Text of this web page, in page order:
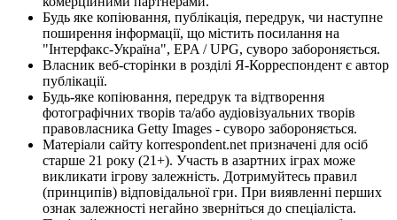
Будь яке копіювання, публікація, передрук, чи наступне
поширення інформації, що містить посилання на
"Інтерфакс-Україна", EPA / UPG, суворо забороняється.
Власник веб-сторінки в розділі Я-Корреспондент є автор
публікації.
Будь-яке копіювання, передрук та відтворення
фотографічних творів та/або аудіовізуальних творів
правовласника Getty Images - суворо забороняється.
Матеріали сайту korrespondent.net призначені для осіб
старше 21 року (21+). Участь в азартних іграх може
викликати ігрову залежність. Дотримуйтесь правил
(принципів) відповідальної гри. При виявленні перших
ознак залежності негайно зверніться до спеціаліста.